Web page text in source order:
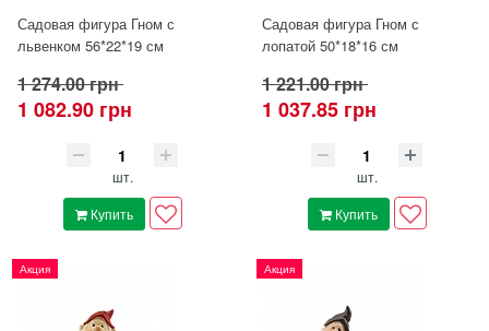
Садовая фигура Гном с
львенком 56*22*19 см
1 274.00 грн
1 082.90 грн
шт.
Купить
Садовая фигура Гном с
лопатой 50*18*16 см
1 221.00 грн
1 037.85 грн
шт.
Купить
Акция Акция